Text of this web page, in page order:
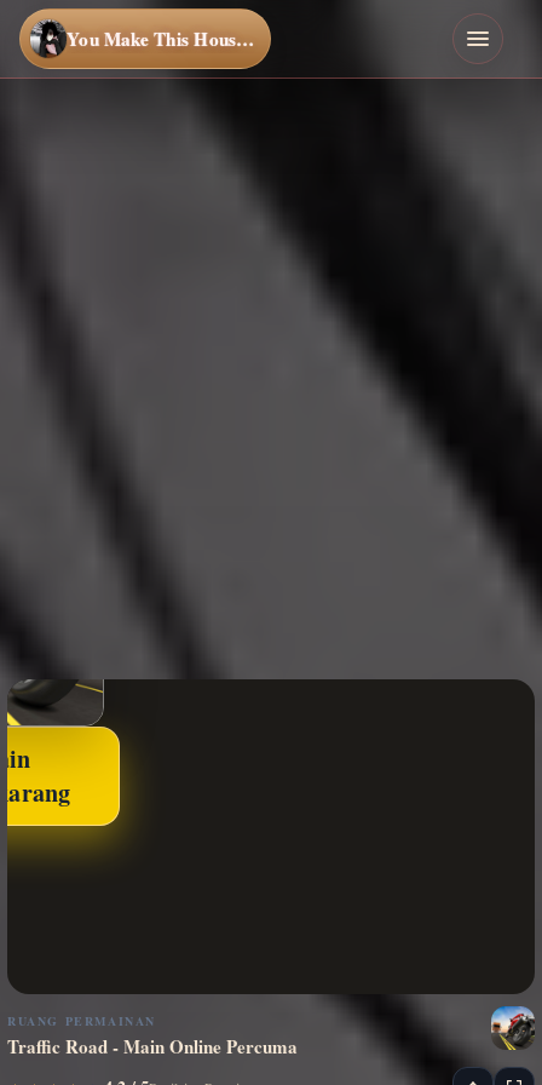
You Make This House a Home
RUANG PERMAINAN
Traffic Road - Main Online Percuma